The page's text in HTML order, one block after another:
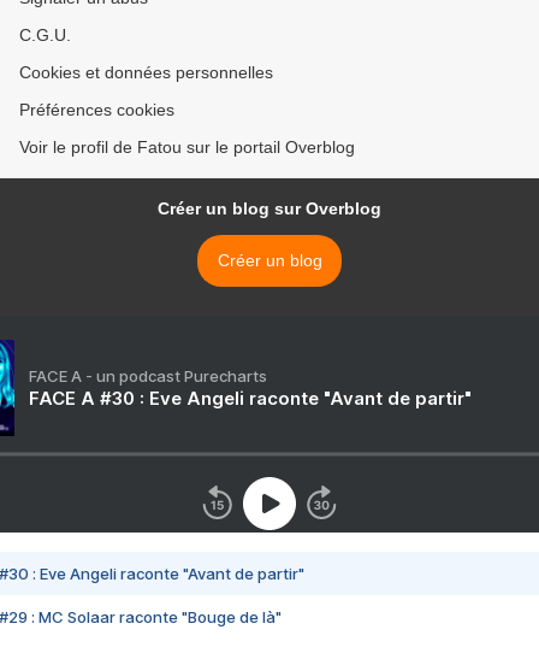
C.G.U.
Cookies et données personnelles
Préférences cookies
Voir le profil de Fatou sur le portail Overblog
Créer un blog sur Overblog
Créer un blog
FACE A - un podcast Purecharts
FACE A #30 : Eve Angeli raconte "Avant de partir"
#30 : Eve Angeli raconte "Avant de partir"
#29 : MC Solaar raconte "Bouge de là"